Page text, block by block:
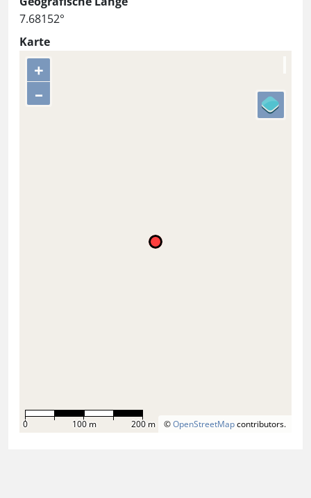
7.68152°
Karte
+
–
©OpenStreetMapcontributors.
0 100 m 200 m